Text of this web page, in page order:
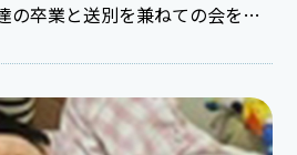
の卒業と送別を兼ねての会を開
撮影♪♪ あんなことがあったよ
なよ～、などと思い出話と後輩